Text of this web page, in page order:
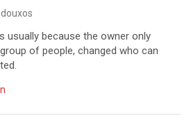
usually because the owner only
of people, changed who can